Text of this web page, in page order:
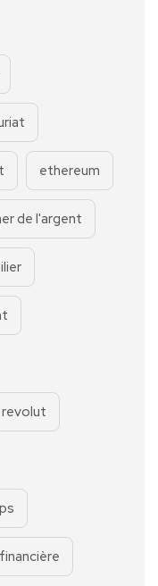
ethereum
de l'argent
revolut